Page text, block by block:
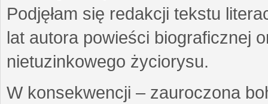
Podjęłam się redakcji tekstu
lat autora powieści biograficznej
nietuzinkowego życiorysu.
W konsekwencji – zauroczona